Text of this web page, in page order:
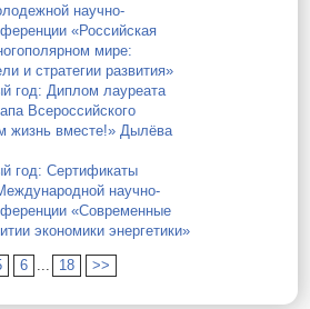
научно-
«Российская
мире:
и стратегии развития»
год: Диплом лауреата
Всероссийского
жизнь вместе!» Дылёва
год: Сертификаты
научно-
«Современные
экономики энергетики»
6 18 >>